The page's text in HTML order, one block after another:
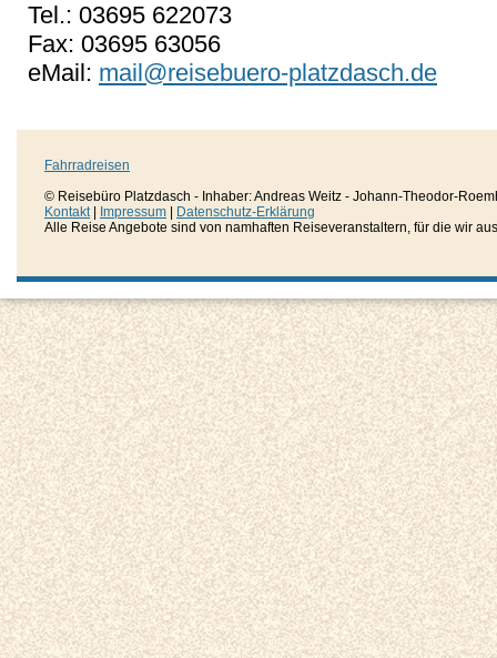
Tel.: 03695 622073
Fax: 03695 63056
eMail: mail@reisebuero-platzdasch.de
Fahrradreisen
© Reisebüro Platzdasch - Inhaber: Andreas Weitz - Johann-Theodor-
Kontakt| Impressum
Datenschutz-Erklärung
Alle Reise Angebote sind von namhaften Reiseveranstaltern, für die wir